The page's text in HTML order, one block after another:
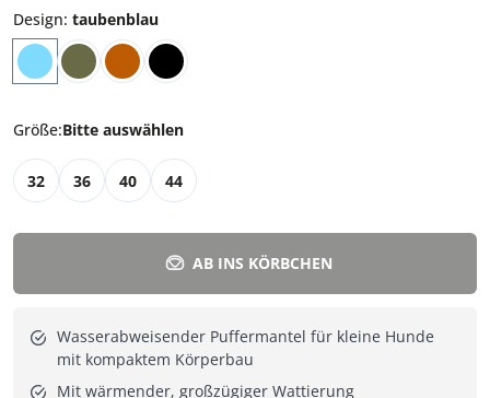
Design: taubenblau
Größe:Bitte auswählen
32 36 40 44
AB INS KÖRBCHEN
Wasserabweisender Puffermantel für kleine Hunde
mit kompaktem Körperbau
Mit wärmender, großzügiger Wattierung